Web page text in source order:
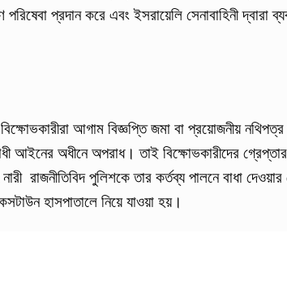
প্রদান করে এবং ইসরায়েলি সেনাবাহিনী দ্বারা
আগাম বিজ্ঞপ্তি জমা বা প্রয়োজনীয়
আইনের অধীনে অপরাধ। তাই বিক্ষোভকারীদের
রাজনীতিবিদ পুলিশকে তার কর্তব্য পালনে বাধা
হাসপাতালে নিয়ে যাওয়া হয়।